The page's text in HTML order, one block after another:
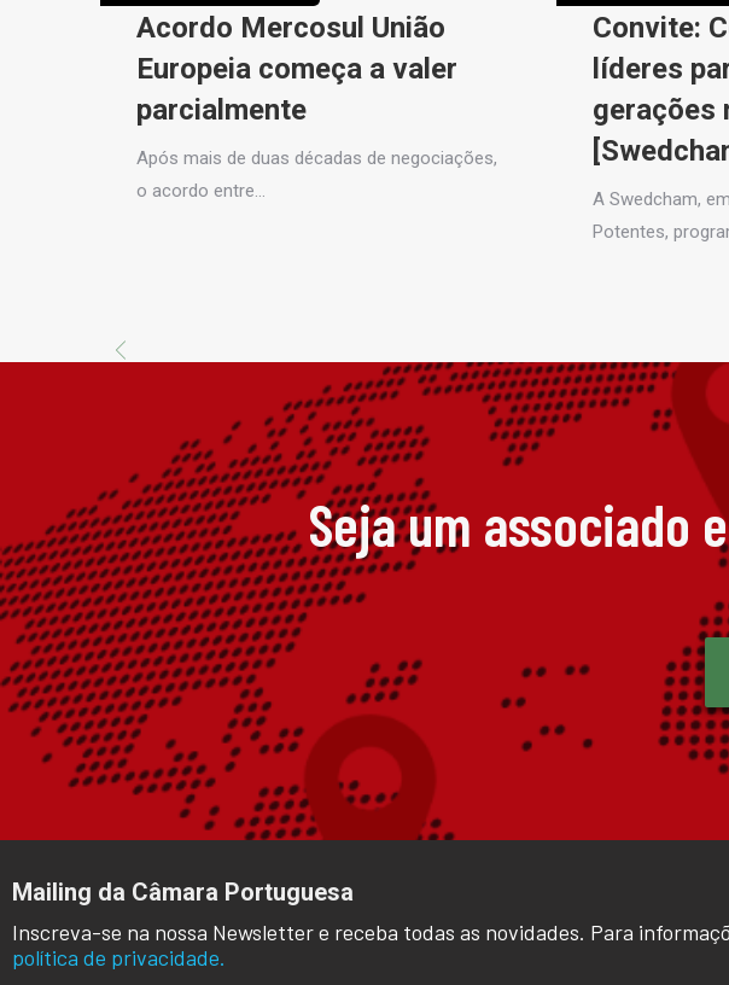
Acordo Mercosul União
Europeia começa a valer
parcialmente
Após mais de duas décadas de negociações,
o acordo entre…
Convite:
líderes
gerações
A Swedcham,
Potentes,
Seja um associado
Mailing da Câmara Portuguesa
Inscreva-se na nossa Newsletter e receba todas as novidades. Para
política de privacidade.